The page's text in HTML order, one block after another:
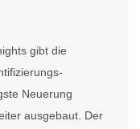
gibt die
Neuerung
ausgebaut. Der